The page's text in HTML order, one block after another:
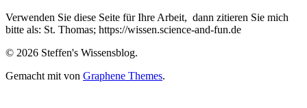
steffen.thomas1
auf
Facebook
anzeigen
steto123
auf
Twitter
anzeigen
steffen3669
auf
Pinterest
anzeigen
Steffen
Thomas
auf
Google+
anzeigen
steto123
auf
Twitch
anzeigen
Verwenden Sie diese Seite für Ihre Arbeit, dann zitieren Sie mich
bitte als: St. Thomas; https://wissen.science-and-fun.de
© 2026 Steffen's Wissensblog.
Gemacht mit von Graphene Themes.